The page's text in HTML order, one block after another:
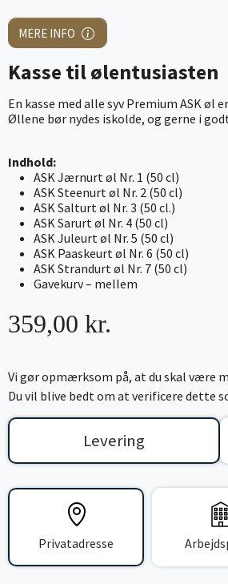
MERE INFO
Kasse til ølentusiasten
En kasse med alle syv Premium ASK
Øllene bør nydes iskolde, og gerne i
Indhold:
ASK Jærnurt øl Nr. 1 (50 cl)
ASK Steenurt øl Nr. 2 (50 cl)
ASK Salturt øl Nr. 3 (50 cl.)
ASK Sarurt øl Nr. 4 (50 cl)
ASK Juleurt øl Nr. 5 (50 cl)
ASK Paaskeurt øl Nr. 6 (50 cl)
ASK Strandurt øl Nr. 7 (50 cl)
Gavekurv – mellem
359,00 kr.
Vi gør opmærksom på, at du skal være
Du vil blive bedt om at verificere dette
Levering
Privatadresse